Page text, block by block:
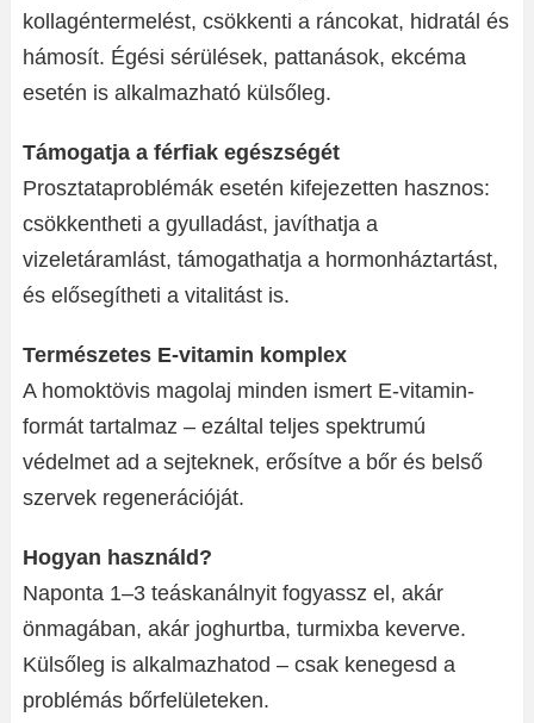
kollagéntermelést, csökkenti a ráncokat, hidratál és
hámosít. Égési sérülések, pattanások, ekcéma
esetén is alkalmazható külsőleg.
Támogatja a férfiak egészségét
Prosztataproblémák esetén kifejezetten hasznos:
csökkentheti a gyulladást, javíthatja a
vizeletáramlást, támogathatja a hormonháztartást,
és elősegítheti a vitalitást is.
Természetes E-vitamin komplex
A homoktövis magolaj minden ismert E-vitamin-
formát tartalmaz – ezáltal teljes spektrumú
védelmet ad a sejteknek, erősítve a bőr és belső
szervek regenerációját.
Hogyan használd?
Naponta 1–3 teáskanálnyit fogyassz el, akár
önmagában, akár joghurtba, turmixba keverve.
Külsőleg is alkalmazhatod – csak kenegesd a
problémás bőrfelületeken.